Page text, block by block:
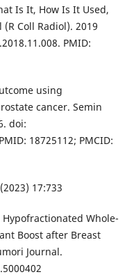
Is It, How Is It Used,
Coll Radiol). 2019
PMID:
using
cancer. Semin
doi:
18725112; PMCID:
17:733
Hypofractionated Whole-
Boost after Breast
Journal.